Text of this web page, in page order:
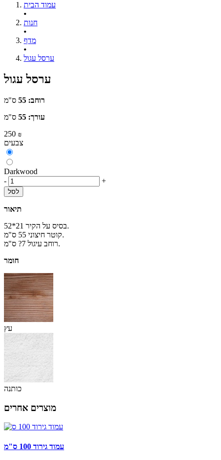
עמוד הבית
•
חנות
•
מדף
•
ערסל עגול
ערסל עגול
רוחב: 55
ס"מ
עורך: 55
ס"מ
250 ₪
צבעים
Darkwood
-
+
לסל
תיאור
בסיס על הקיר 21*52.
קוטר חיצוני 55 ס"מ.
רוחב עיגול 7? ס"מ.
חומר
עץ
כותנה
מוצרים אחרים
עמוד גירוד 100 ס"מ